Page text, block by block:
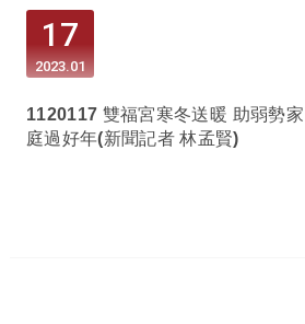
17
01
2023
1120117 雙福宮寒冬送暖 助弱勢家
庭過好年(新聞記者 林孟賢)